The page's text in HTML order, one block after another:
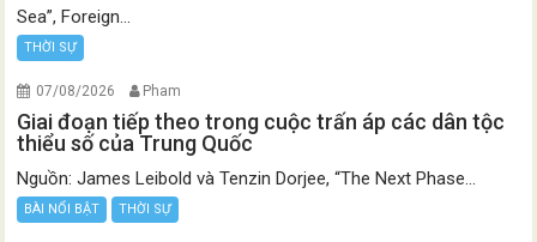
Sea”, Foreign...
THỜI SỰ
07/08/2026 Pham
Giai đoạn tiếp theo trong cuộc trấn áp các dân tộc
thiểu số của Trung Quốc
Nguồn: James Leibold và Tenzin Dorjee, “The Next Phase...
BÀI NỔI BẬT THỜI SỰ